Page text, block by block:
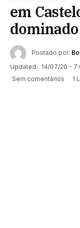
em
dominado
Postado por:
Updated: 14/07/20 -
Sem comentários 1